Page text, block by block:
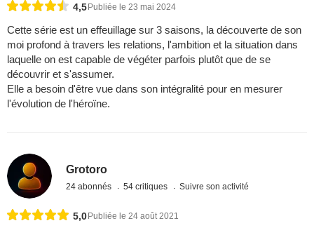
4,5Publiée le 23 mai 2024
Cette série est un effeuillage sur 3 saisons, la découverte de son
moi profond à travers les relations, l'ambition et la situation dans
laquelle on est capable de végéter parfois plutôt que de se
découvrir et s'assumer.
Elle a besoin d'être vue dans son intégralité pour en mesurer
l'évolution de l'héroïne.
Grotoro
24 abonnés 54 critiques Suivre son activité
5,0 Publiée le 24 août 2021